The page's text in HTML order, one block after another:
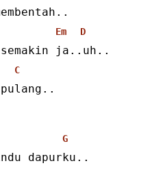
Em D
semakin ja..uh..
C
G
dapurku..